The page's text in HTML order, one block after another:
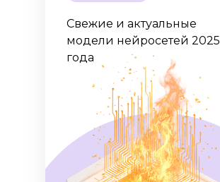
Свежие и актуальные
модели нейросетей 2025
года